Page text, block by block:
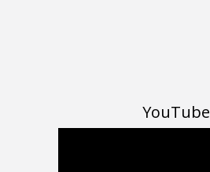
YouTube